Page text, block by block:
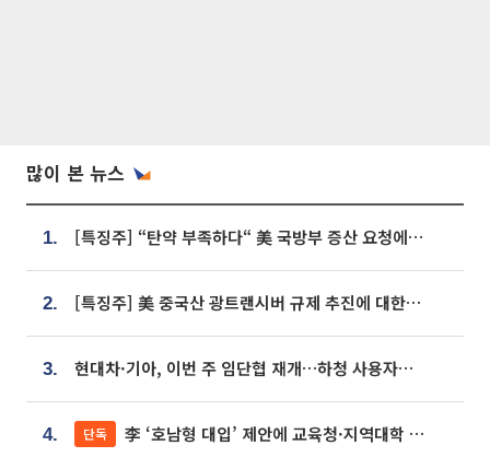
많이 본 뉴스
1. [특징주] “탄약 부족하다“ 美 국방부 증산 요청에⋯국내 방산주 급등세
2. [특징주] 美 중국산 광트랜시버 규제 추진에 대한광통신 등 광통신株 강세
3. 현대차·기아, 이번 주 임단협 재개…하청 사용자성 재심도 ‘변수’
4. 단독 李 ‘호남형 대입’ 제안에 교육청·지역대학 서·논술형 입시 연계 '착수'